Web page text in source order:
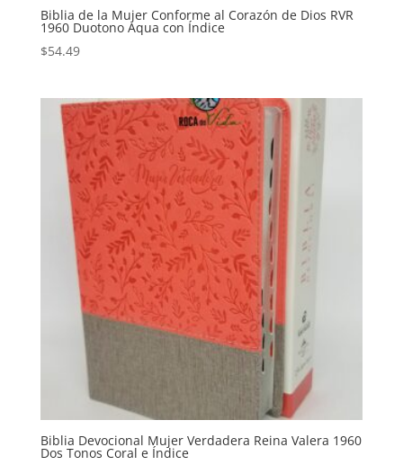
Biblia de la Mujer Conforme al Corazón de Dios RVR
1960 Duotono Aqua con Índice
$54.49
Biblia Devocional Mujer Verdadera Reina Valera 1960
Dos Tonos Coral e Índice